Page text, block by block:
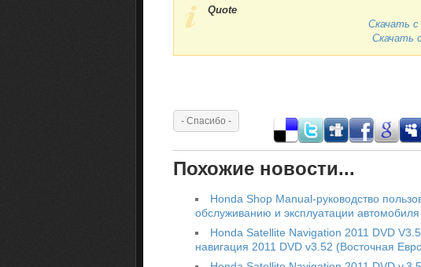
Quote
Скачать с
Скачать
Похожие новости...
Honda Shop Manual-руководство
обслуживанию и эксплуатации автомобиля
Honda Satellite Navigation 2011 DVD
навигация 2011 DVD v3.52 (Восточная